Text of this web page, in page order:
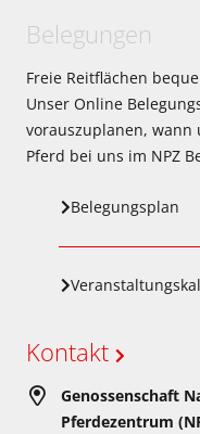
Belegungen
Freie Reitflächen
Unser Online
vorauszuplanen, wann
Pferd bei uns im NPZ
Belegungsplan
Kontakt
Genossenschaft
Pferdezentrum